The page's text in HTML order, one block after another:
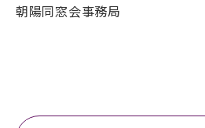
朝陽同窓会事務局